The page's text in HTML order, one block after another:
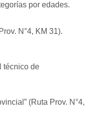
por edades.
N°4, KM 31).
técnico de
(Ruta Prov. N°4,